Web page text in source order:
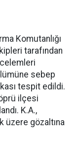
Komutanlığı
tarafından
sebep
tespit edildi.
ilçesi
K.A.,
üzere gözaltına